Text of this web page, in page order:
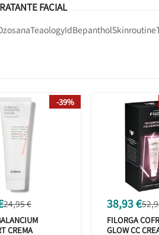
FACIAL
TeaologyIdBepantholSkinroutine
24,95 €
CREMA
-39%
38,93 €
FILORGA
GLOW CC